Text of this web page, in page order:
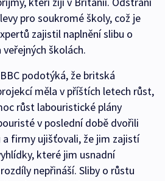
pro soukromé školy, což je
zajistil naplnění slibu o
školách.
podotýká, že britská
měla v příštích letech růst,
růst labouristické plány
v poslední době dvořili
firmy ujišťovali, že jim zajistí
které jim usnadní
nepřináší. Sliby o růstu